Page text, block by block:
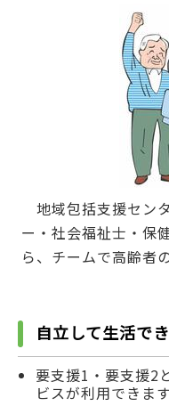
地域包括支援セン
ー・社会福祉士・保
ら、チームで高齢者
自立して生活で
要支援1・要支援2
ビスが利用できます